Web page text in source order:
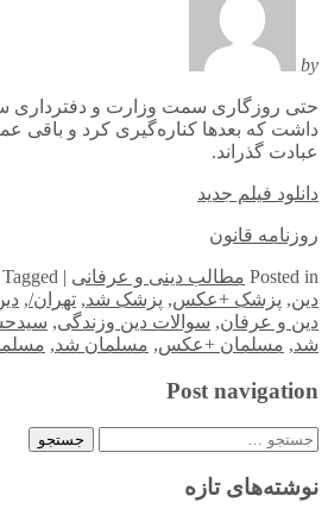
by
حتی روزگاری سمت وزارت و دفترداری
داشت که بعدها کناره‌گیری کرد و باقی
عبادت گذراند.
دانلود فیلم جدید
روزنامه قانون
Posted in مطالب دینی و عرفانی |
Tagged
دین, پزشک +عکس, پزشک شد, تهران/,
دین و عرفان, سوالات دین وزندگی,
شد, مسلمان +عکس, مسلمان شد,
Post navigation
جستجو
نوشته‌های تازه